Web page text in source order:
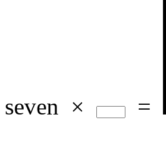
seven × =